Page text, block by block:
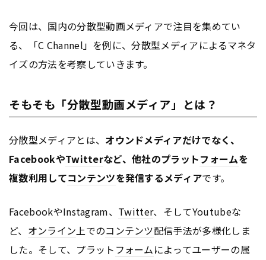
今回は、国内の分散型動画メディアで注目を集めてい
る、「C Channel」を例に、分散型メディアによるマネタ
イズの方法を考察していきます。
そもそも「分散型動画メディア」とは？
分散型メディアとは、 オウンドメディアだけでなく、
FacebookやTwitterなど、他社のプラットフォームを
複数利用してコンテンツを発信するメディアです。
FacebookやInstagram、 Twitter、そしてYoutubeな
ど、 オンライン上でのコンテンツ配信手法が多様化しま
した。そして、プラット フォームによってユーザーの属